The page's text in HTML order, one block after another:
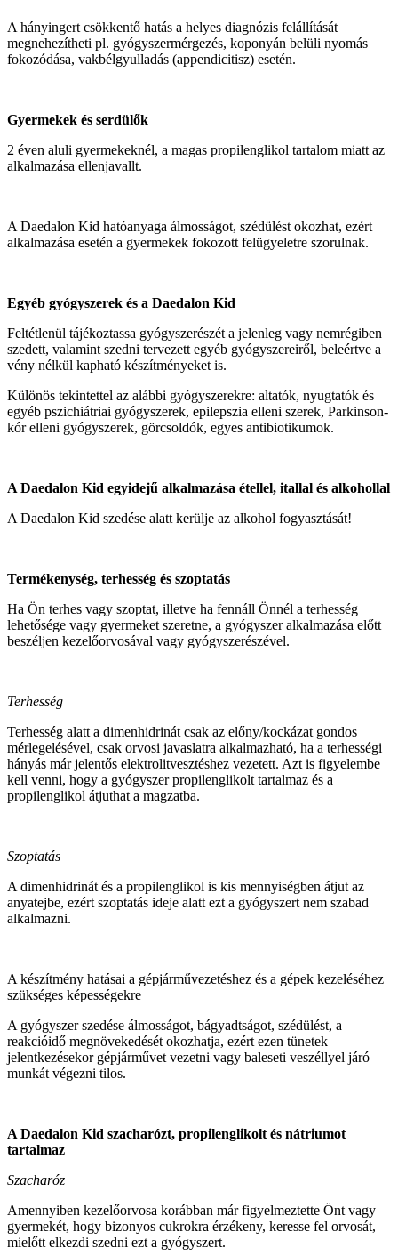
A hányingert csökkentő hatás a helyes diagnózis felállítását
megnehezítheti pl. gyógyszermérgezés, koponyán belüli nyomás
fokozódása, vakbélgyulladás (appendicitisz) esetén.
Gyermekek és serdülők
2 éven aluli gyermekeknél, a magas propilenglikol tartalom miatt az
alkalmazása ellenjavallt.
A Daedalon Kid hatóanyaga álmosságot, szédülést okozhat, ezért
alkalmazása esetén a gyermekek fokozott felügyeletre szorulnak.
Egyéb gyógyszerek és a Daedalon Kid
Feltétlenül tájékoztassa gyógyszerészét a jelenleg vagy nemrégiben
szedett, valamint szedni tervezett egyéb gyógyszereiről, beleértve a
vény nélkül kapható készítményeket is.
Különös tekintettel az alábbi gyógyszerekre: altatók, nyugtatók és
egyéb pszichiátriai gyógyszerek, epilepszia elleni szerek, Parkinson-
kór elleni gyógyszerek, görcsoldók, egyes antibiotikumok.
A Daedalon Kid egyidejű alkalmazása étellel, itallal és alkohollal
A Daedalon Kid szedése alatt kerülje az alkohol fogyasztását!
Termékenység, terhesség és szoptatás
Ha Ön terhes vagy szoptat, illetve ha fennáll Önnél a terhesség
lehetősége vagy gyermeket szeretne, a gyógyszer alkalmazása előtt
beszéljen kezelőorvosával vagy gyógyszerészével.
Terhesség
Terhesség alatt a dimenhidrinát csak az előny/kockázat gondos
mérlegelésével, csak orvosi javaslatra alkalmazható, ha a terhességi
hányás már jelentős elektrolitvesztéshez vezetett. Azt is figyelembe
kell venni, hogy a gyógyszer propilenglikolt tartalmaz és a
propilenglikol átjuthat a magzatba.
Szoptatás
A dimenhidrinát és a propilenglikol is kis mennyiségben átjut az
anyatejbe, ezért szoptatás ideje alatt ezt a gyógyszert nem szabad
alkalmazni.
A készítmény hatásai a gépjárművezetéshez és a gépek kezeléséhez
szükséges képességekre
A gyógyszer szedése álmosságot, bágyadtságot, szédülést, a
reakcióidő megnövekedését okozhatja, ezért ezen tünetek
jelentkezésekor gépjárművet vezetni vagy baleseti veszéllyel járó
munkát végezni tilos.
A Daedalon Kid szacharózt, propilenglikolt és nátriumot
tartalmaz
Szacharóz
Amennyiben kezelőorvosa korábban már figyelmeztette Önt vagy
gyermekét, hogy bizonyos cukrokra érzékeny, keresse fel orvosát,
mielőtt elkezdi szedni ezt a gyógyszert.